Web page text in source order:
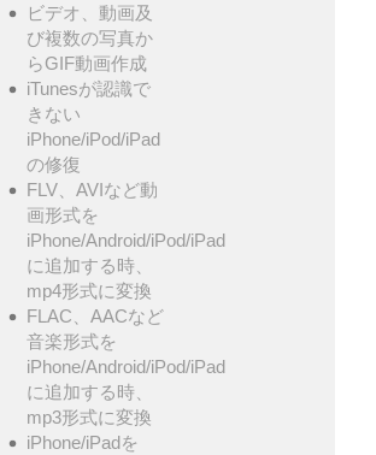
ビデオ、動画及
び複数の写真か
らGIF動画作成
iTunesが認識で
きない
iPhone/iPod/iPad
の修復
FLV、AVIなど動
画形式を
iPhone/Android/iPod/iPad
に追加する時、
mp4形式に変換
FLAC、AACなど
音楽形式を
iPhone/Android/iPod/iPad
に追加する時、
mp3形式に変換
iPhone/iPadを